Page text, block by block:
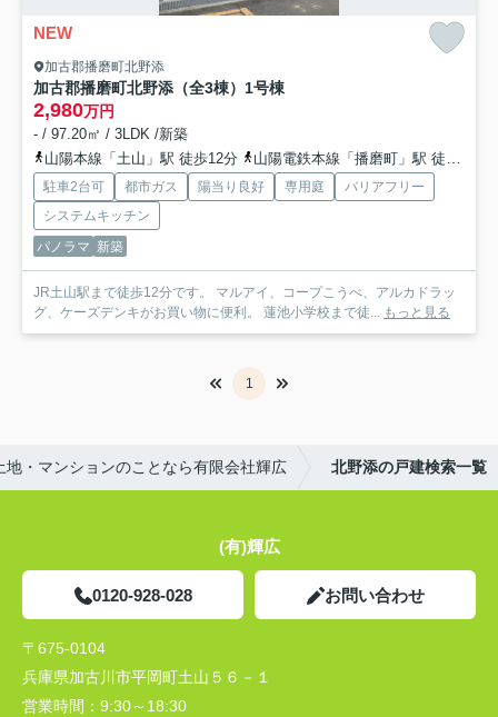
NEW
加古郡播磨町北野添
加古郡播磨町北野添（全3棟）1号棟
2,980万円
- / 97.20㎡ / 3LDK /新築
山陽本線「土山」駅 徒歩12分
山陽電鉄本線「播磨町」駅 徒歩20分
駐車2台可 都市ガス 陽当り良好 専用庭
バリアフリー
システムキッチン
パノラマ 新築
JR土山駅まで徒歩12分です。 マルアイ、コープこうべ、アルカドラッ
グ、ケーズデンキがお買い物に便利。 蓮池小学校まで徒... もっと見る
1
・マンションのことなら有限会社輝広 北野添の戸建検索一覧
(有)輝広
0120-928-028 お問い合わせ
〒675-0104
兵庫県加古川市平岡町土山５６－１
営業時間： 9:30～18:30